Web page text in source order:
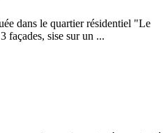
dans le quartier résidentiel "Le
façades, sise sur un ...